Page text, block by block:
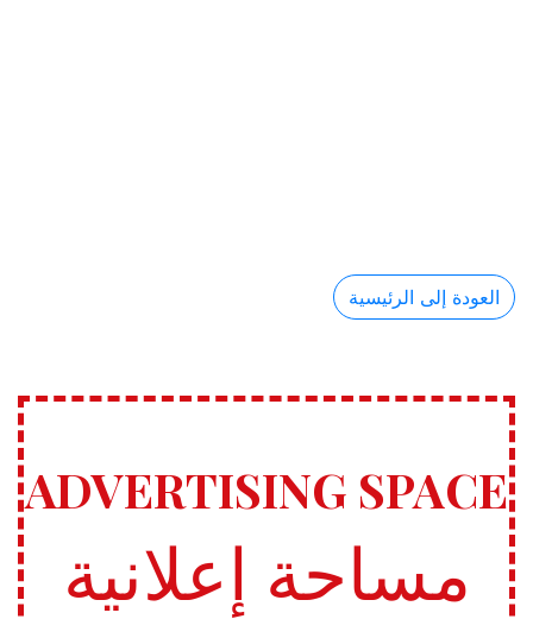
العودة إلى الرئيسية
ADVERTISING SPACE
مساحة إعلانية